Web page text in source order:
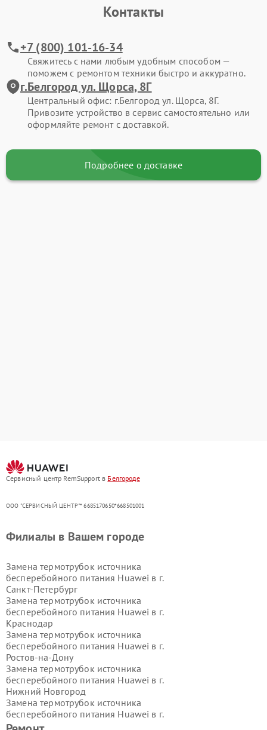
Контакты
+7 (800) 101-16-34
Свяжитесь с нами любым удобным способом —
поможем с ремонтом техники быстро и аккуратно.
г.Белгород ул. Щорса, 8Г
Центральный офис: г.Белгород ул. Щорса, 8Г.
Привозите устройство в сервис самостоятельно или
оформляйте ремонт с доставкой.
Подробнее о доставке
Сервисный центр RemSupport в Белгороде
ООО "СЕРВИСНЫЙ ЦЕНТР"* 6685170650*668501001
Филиалы в Вашем городе
Замена термотрубок источника
бесперебойного питания Huawei в г.
Санкт-Петербург
Замена термотрубок источника
бесперебойного питания Huawei в г.
Краснодар
Замена термотрубок источника
бесперебойного питания Huawei в г.
Ростов-на-Дону
Замена термотрубок источника
бесперебойного питания Huawei в г.
Нижний Новгород
Замена термотрубок источника
бесперебойного питания Huawei в г.
Новосибирск